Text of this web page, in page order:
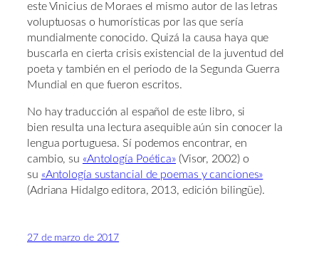
este Vinicius de Moraes el mismo autor de las letras
voluptuosas o humorísticas por las que sería
mundialmente conocido. Quizá la causa haya que
buscarla en cierta crisis existencial de la juventud del
poeta y también en el periodo de la Segunda Guerra
Mundial en que fueron escritos.
No hay traducción al español de este libro, si
bien resulta una lectura asequible aún sin conocer la
lengua portuguesa. Sí podemos encontrar, en
cambio, su «Antología Poética» (Visor, 2002) o
su «Antología sustancial de poemas y canciones»
(Adriana Hidalgo editora, 2013, edición bilingüe).
27 de marzo de 2017